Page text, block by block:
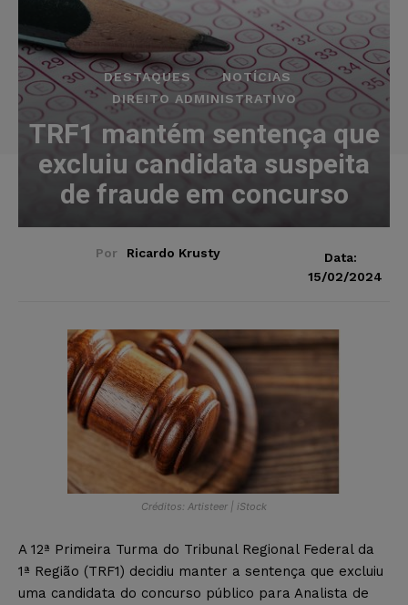
DESTAQUES
NOTÍCIAS
DIREITO ADMINISTRATIVO
TRF1 mantém sentença que
excluiu candidata suspeita
de fraude em concurso
Por Ricardo Krusty
Data:
15/02/2024
Créditos: Artisteer | iStock
A 12ª Primeira Turma do Tribunal Regional Federal da
1ª Região (TRF1) decidiu manter a sentença que excluiu
uma candidata do concurso público para Analista de